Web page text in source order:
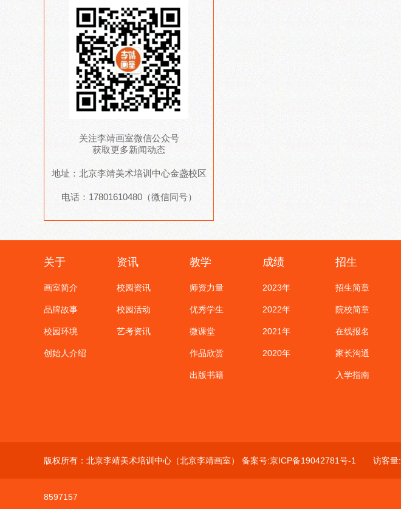
关注李靖画室微信公众号
获取更多新闻动态
地址：北京李靖美术培训中心金盏校区
电话：17801610480（微信同号）
关于
画室简介
品牌故事
校园环境
创始人介绍
资讯
校园资讯
校园活动
艺考资讯
教学
师资力量
优秀学生
微课堂
作品欣赏
出版书籍
成绩
2023年
2022年
2021年
2020年
招生
招生简章
院校简章
在线报名
家长沟通
入学指南
版权所有：北京李靖美术培训中心（北京李靖画室） 备案号:京ICP备19042781号-1 访客量:
8597157